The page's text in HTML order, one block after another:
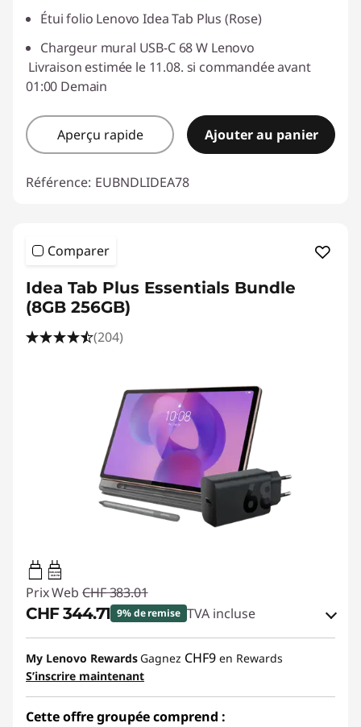
Étui folio Lenovo Idea Tab Plus (Rose)
Chargeur mural USB-C 68 W Lenovo
Livraison estimée le 11.08. si commandée avant
01:00 Demain
Aperçu rapide Ajouter au panier
Référence: EUBNDLIDEA78
Comparer
Idea Tab Plus Essentials Bundle
(8GB 256GB)
(204)
20W-60W
USB PD
Prix Web CHF 383.01
CHF 344.71 9% de remise TVA incluse
Bons de réduction en ligne :-CHF 38.30
Code de réduction :
My Lenovo Rewards Gagnez CHF9 en Rewards
S’inscrire maintenant
Cette offre groupée comprend :